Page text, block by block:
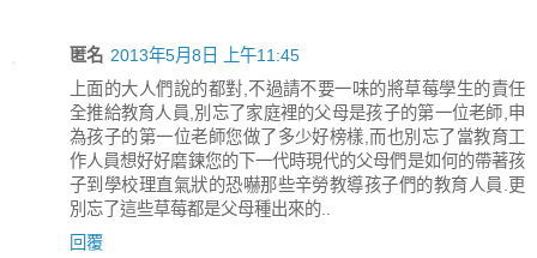
匿名 2013年5月8日 上午11:45
上面的大人們說的都對,不過請不要一味的將草莓學生的責任
全推給教育人員,別忘了家庭裡的父母是孩子的第一位老師,申
為孩子的第一位老師您做了多少好榜樣,而也別忘了當教育工
作人員想好好磨鍊您的下一代時現代的父母們是如何的帶著孩
子到學校理直氣狀的恐嚇那些辛勞教導孩子們的教育人員.更
別忘了這些草莓都是父母種出來的..
回覆